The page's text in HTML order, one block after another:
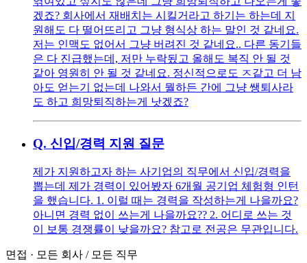
겠죠? 회사에서 재배치는 시킬거라고 하기는 하는데 지
원해도 다 떨어뜨리고 그냥 형식상 하는 말인 것 같네요.
저는 인맥도 없어서 그냥 버려진 것 같네요.. 다른 동기들
은 다 진급했는데, 저만 누락됬고 올해도 복직 안 될 것
같아 영원히 안 될 것 같네요. 정신적으로도 ㅈ같고 더 남
아도 얻는기 없는데 나와서 뭘하든 간에 그냥 쌩퇴사라
도 하고 희망퇴직하는게 낫겠죠?
Q. 신입/경력 지원 질문
제가 지원하고자 하는 사기업의 직무에서 신입/경력을
뽑는데 제가 경력이 있어봤자 6개월 공기업 체험형 인턴
을 했습니다. 1. 이럴 때는 경력을 작성하는게 나을까요?
아니면 경력 없이 쓰는게 나을까요?? 2. 어디로 쓰는 것
이 보통 경쟁률이 낮을까요? 참고로 전공은 무관입니다.
면접 · 모든 회사 / 모든 직무